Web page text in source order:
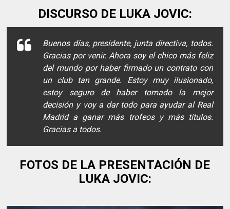
DISCURSO DE LUKA JOVIC:
Buenos días, presidente, junta directiva, todos.
Gracias por venir. Ahora soy el chico más feliz
del mundo por haber firmado un contrato con
un club tan grande. Estoy muy ilusionado,
estoy seguro de haber tomado la mejor
decisión y voy a dar todo para ayudar al Real
Madrid a ganar más trofeos y más títulos.
Gracias a todos.
FOTOS DE LA PRESENTACIÓN DE
LUKA JOVIC: